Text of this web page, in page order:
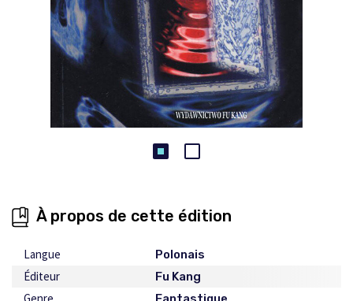
À propos de cette édition
Langue Polonais
Éditeur Fu Kang